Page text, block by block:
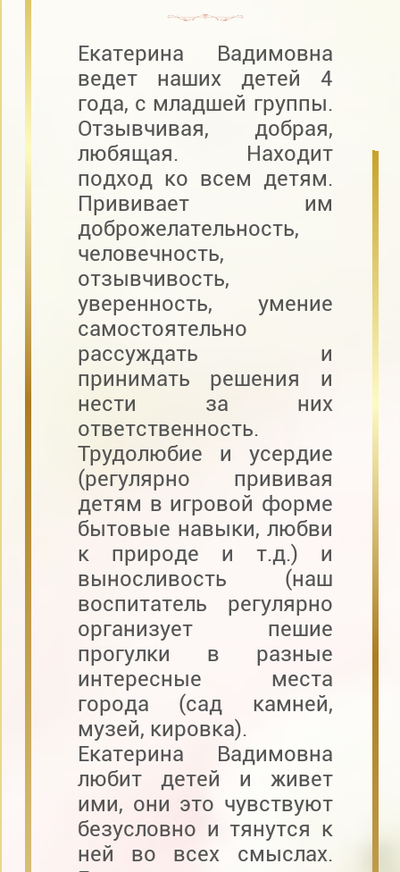
Екатерина Вадимовна
ведет наших детей 4
года, с младшей группы.
Отзывчивая, добрая,
любящая. Находит
подход ко всем детям.
Прививает им
доброжелательность,
человечность,
отзывчивость,
уверенность, умение
самостоятельно
рассуждать и
принимать решения и
нести за них
ответственность.
Трудолюбие и усердие
(регулярно прививая
детям в игровой форме
бытовые навыки, любви
к природе и т.д.) и
выносливость (наш
воспитатель регулярно
организует пешие
прогулки в разные
интересные места
города (сад камней,
музей, кировка).
Екатерина Вадимовна
любит детей и живет
ими, они это чувствуют
безусловно и тянутся к
ней во всех смыслах.